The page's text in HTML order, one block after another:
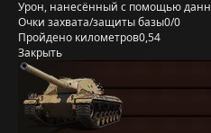
Урон, нанесённый с помощью
Очки захвата/защиты базы0/0
Пройдено километров0,54
Закрыть